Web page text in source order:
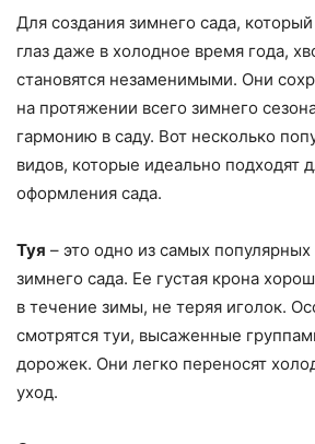
Для создания зимнего сада,
глаз даже в холодное время года,
становятся незаменимыми. Они
на протяжении всего зимнего
гармонию в саду. Вот несколько
видов, которые идеально подходят
оформления сада.
Туя – это одно из самых
зимнего сада. Ее густая крона
в течение зимы, не теряя иголок.
смотрятся туи, высаженные
дорожек. Они легко переносят
уход.